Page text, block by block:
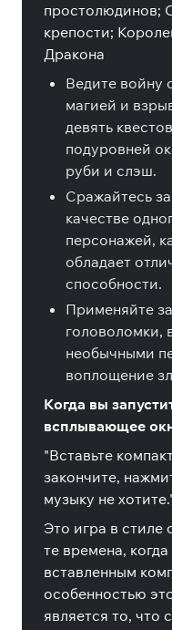
простолюдинов;
крепости;
Дракона
Ведите войну
магией и
девять
подуровней
руби и слэш.
Сражайтесь
качестве
персонажей,
обладает
способности.
Применяйте
головоломки,
необычными
воплощение
Когда вы
всплывающее
"Вставьте
закончите,
музыку не
Это игра в
те времена,
вставленным
особенностью
является то, что